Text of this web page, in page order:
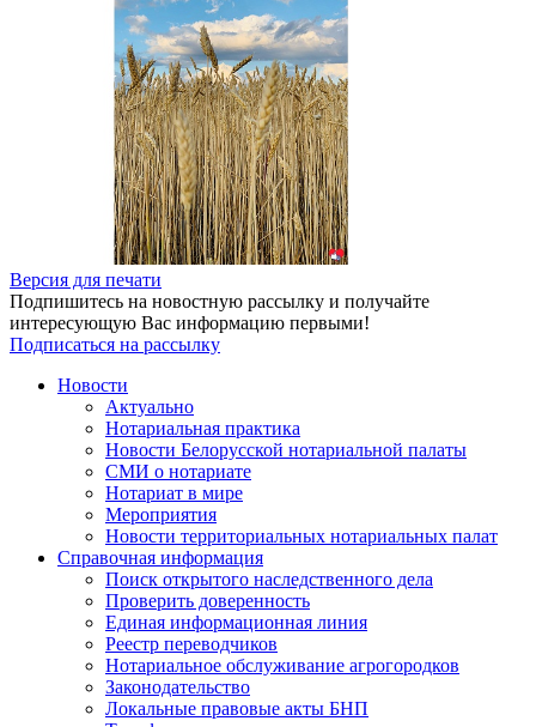
Версия для печати
Подпишитесь на новостную рассылку и получайте
интересующую Вас информацию первыми!
Подписаться на рассылку
Новости
Актуально
Нотариальная практика
Новости Белорусской нотариальной палаты
СМИ о нотариате
Нотариат в мире
Мероприятия
Новости территориальных нотариальных палат
Справочная информация
Поиск открытого наследственного дела
Проверить доверенность
Единая информационная линия
Реестр переводчиков
Нотариальное обслуживание агрогородков
Законодательство
Локальные правовые акты БНП